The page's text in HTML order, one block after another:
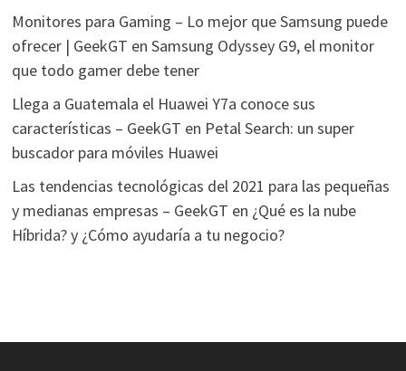
Monitores para Gaming – Lo mejor que Samsung puede
ofrecer | GeekGT en Samsung Odyssey G9, el monitor
que todo gamer debe tener
Llega a Guatemala el Huawei Y7a conoce sus
características – GeekGT en Petal Search: un super
buscador para móviles Huawei
Las tendencias tecnológicas del 2021 para las pequeñas
y medianas empresas – GeekGT en ¿Qué es la nube
Híbrida? y ¿Cómo ayudaría a tu negocio?